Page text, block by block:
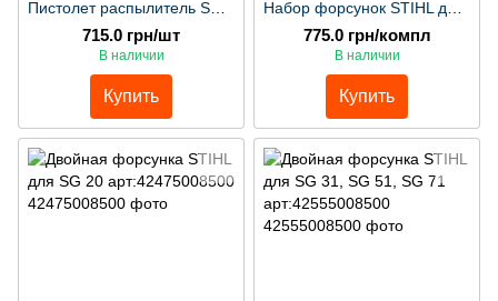
715.0 грн/шт
В наличии
Купить
775.0 грн/компл
В наличии
Купить